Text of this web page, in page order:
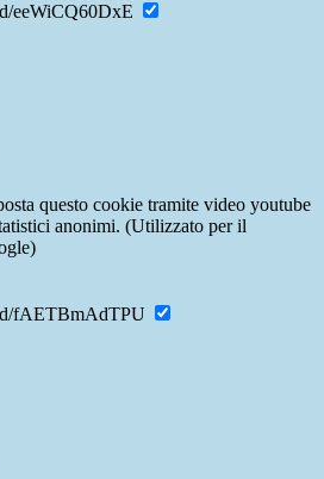
eeWiCQ60DxE
questo cookie tramite video youtube
anonimi. (Utilizzato per il
fAETBmAdTPU